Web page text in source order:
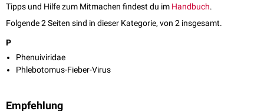
Tipps und Hilfe zum Mitmachen findest du im Handbuch.
Folgende 2 Seiten sind in dieser Kategorie, von 2 insgesamt.
P
Phenuiviridae
Phle­boto­mus-Fie­ber-Virus
Empfehlung